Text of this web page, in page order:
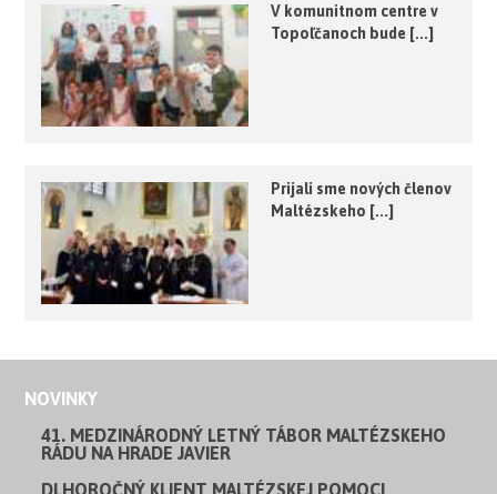
V komunitnom centre v
Topoľčanoch bude [...]
Prijali sme nových členov
Maltézskeho [...]
NOVINKY
41. MEDZINÁRODNÝ LETNÝ TÁBOR MALTÉZSKEHO
RÁDU NA HRADE JAVIER
DLHOROČNÝ KLIENT MALTÉZSKEJ POMOCI